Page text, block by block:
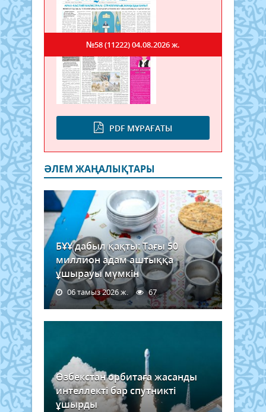
PDF МҰРАҒАТЫ
№58 (11222)04.08.2026 ж.
ӘЛЕМ ЖАҢАЛЫҚТАРЫ
БҰҰ дабыл қақты: Тағы 50
миллион адам аштыққа
ұшырауы мүмкін
06 тамыз 2026 ж. 67
Өзбекстан орбитаға жасанды
интеллекті бар спутникті
ұшырды